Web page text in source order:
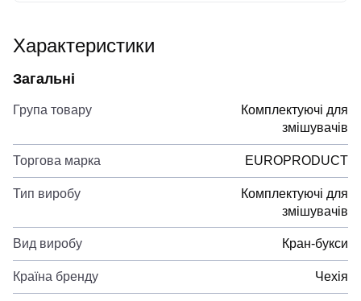
Характеристики
Загальні
Група товару
Комплектуючі для
змішувачів
Торгова марка EUROPRODUCT
Тип виробу
Комплектуючі для
змішувачів
Вид виробу Кран-букси
Країна бренду Чехія